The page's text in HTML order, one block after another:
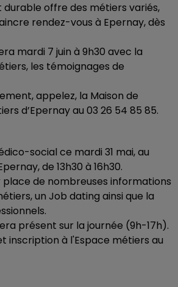
offre des métiers variés,
rendez-vous à Epernay, dès
mardi 7 juin à 9h30 avec la
les témoignages de
appelez, la Maison de
d’Epernay au 03 26 54 85 85.
social ce mardi 31 mai, au
de 13h30 à 16h30.
place de nombreuses informations
un Job dating ainsi que la
présent sur la journée (9h-17h).
inscription à l'Espace métiers au